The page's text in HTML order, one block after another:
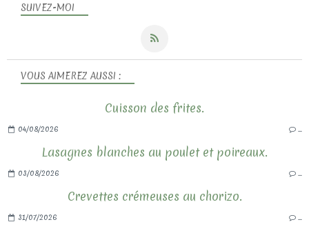
SUIVEZ-MOI
VOUS AIMEREZ AUSSI :
Cuisson des frites.
04/08/2026
Lasagnes blanches au poulet et poireaux.
03/08/2026
Crevettes crémeuses au chorizo.
31/07/2026